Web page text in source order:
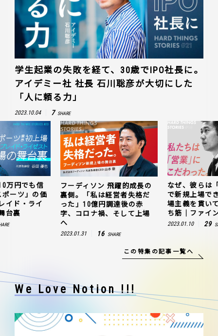
学生起業の失敗を経て、30歳でIPO社長に。
アイデミー社 社長 石川聡彦が大切にした
「人に頼る力」
2023.10.04 7 SHARE
万円でも信
ーツ」の価
イド・ライ
台裏
フーディソン 飛躍的成長の
裏側。「私は経営者失格だ
った」10億円調達後の赤
字、コロナ禍、そして上場
へ
2023.01.31 16 SHARE
なぜ、彼らは
で新規上場で
場主義を貫い
ち筋｜ファイ
2023.01.10 29
この特集の記事一覧へ
We Love Notion !!!